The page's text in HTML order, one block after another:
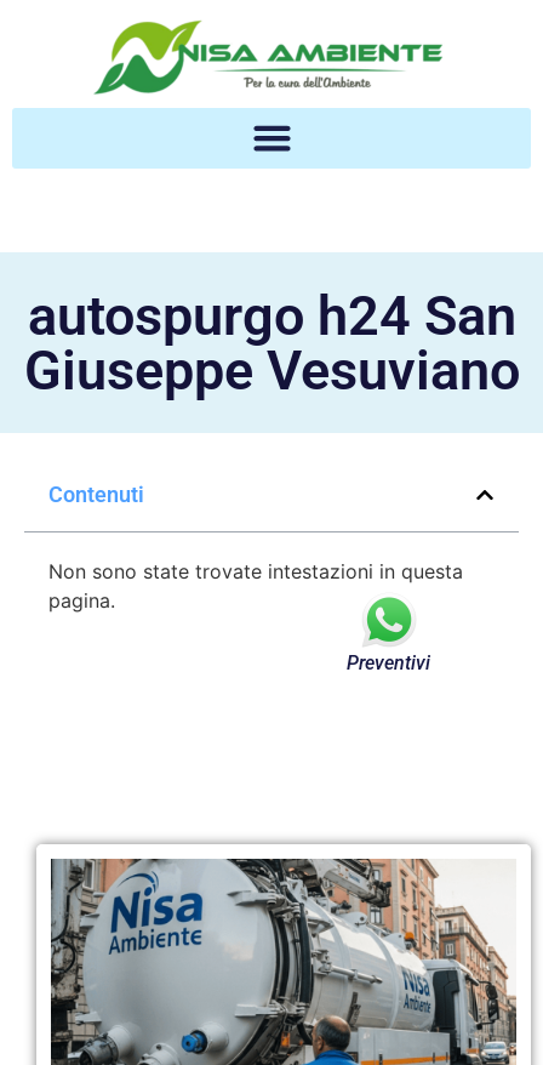
autospurgo h24 San
Giuseppe Vesuviano
Contenuti
Non sono state trovate intestazioni in questa
pagina.
Preventivi